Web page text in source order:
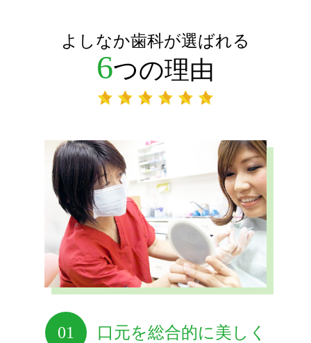
よしなか歯科が選ばれる
6つの理由
01 口元を総合的に美しく